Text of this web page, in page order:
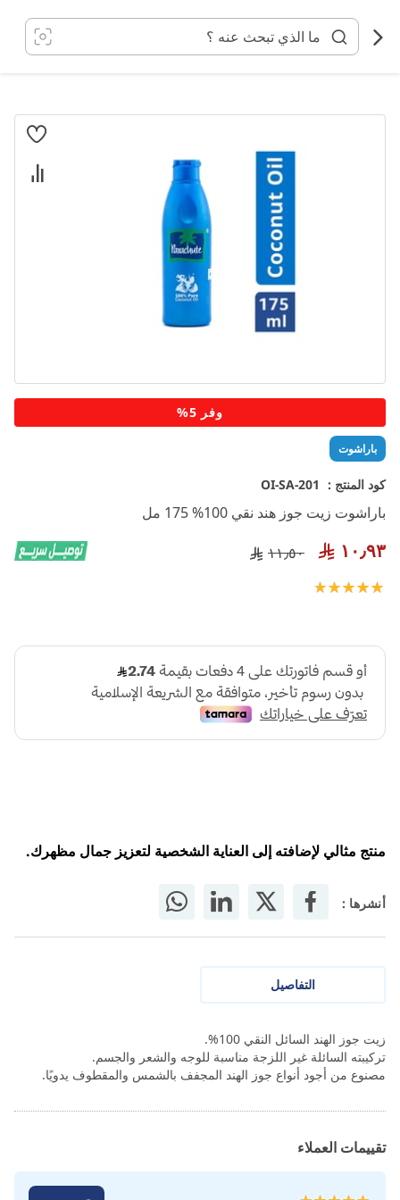
المحتوى
باراشوت
كود المنتج : OI-SA-201
باراشوت زيت جوز هند نقي 100% 175 مل
١٠٫٩٣ ١١٫٥٠
تقييم:
منتج مثالي لإضافته إلى العناية الشخصية لتعزيز جمال مظهرك.
أنشرها :
انتقل
تخطي
إلى
بداية
معرض
الصور
وفر 5%
التفاصيل
زيت جوز الهند السائل النقي 100%.
تركيبته السائلة غير اللزجة مناسبة للوجه والشعر والجسم.
مصنوع من أجود أنواع جوز الهند المجفف بالشمس والمقطوف يدويًا.
تقييمات العملاء